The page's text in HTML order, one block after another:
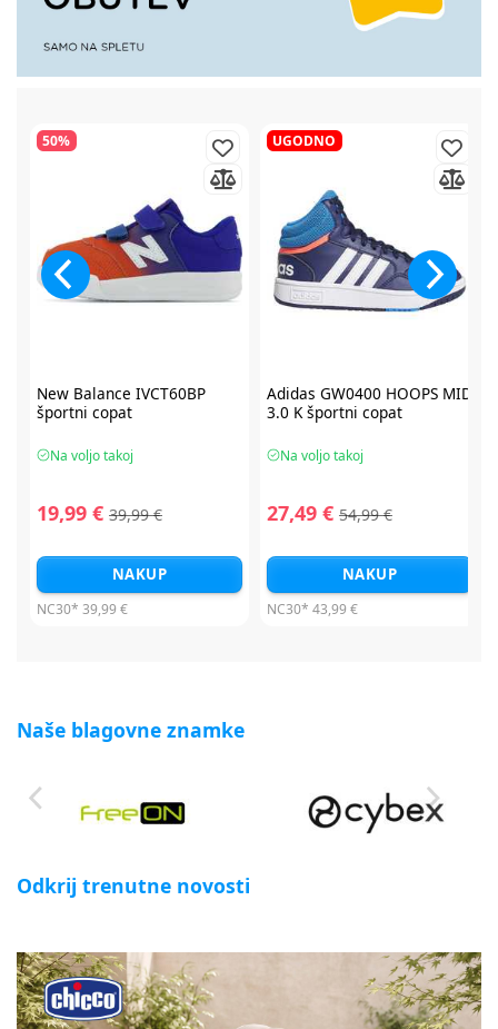
50%
New Balance IVCT60BP
športni copat
Na voljo takoj
19,99 € 39,99 €
NAKUP
NC30* 39,99 €
UGODNO
Adidas GW0400 HOOPS MID
3.0 K športni copat
Na voljo takoj
27,49 € 54,99 €
NAKUP
NC30* 43,99 €
Naše blagovne znamke
Odkrij trenutne novosti